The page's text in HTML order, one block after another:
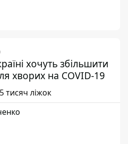
хочуть збільшити
хворих на COVID-19
тисяч ліжок